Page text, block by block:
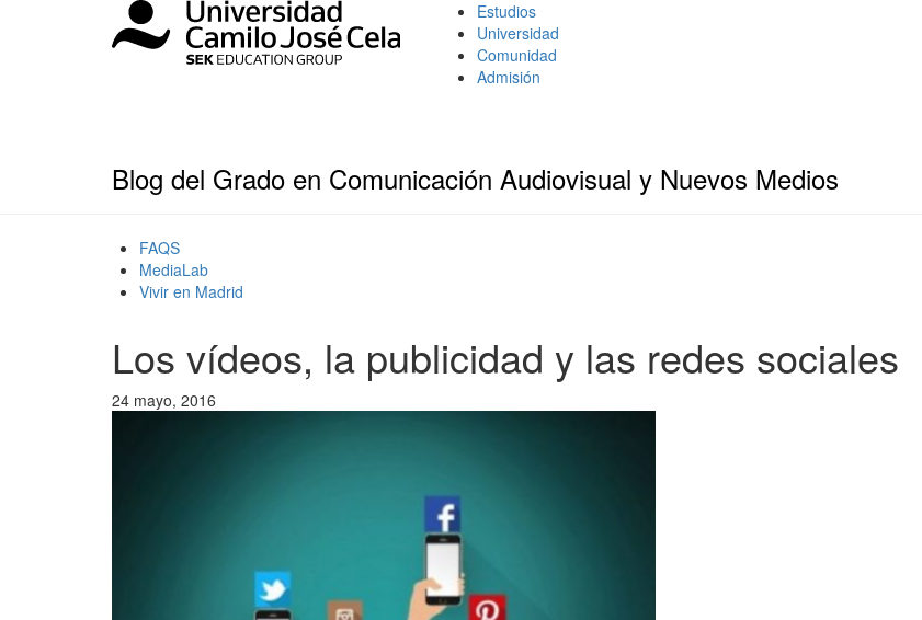
Estudios
Universidad
Comunidad
Admisión
Blog del Grado en Comunicación Audiovisual y Nuevos Medios
FAQS
MediaLab
Vivir en Madrid
Los vídeos, la publicidad y las redes sociales
24 mayo, 2016